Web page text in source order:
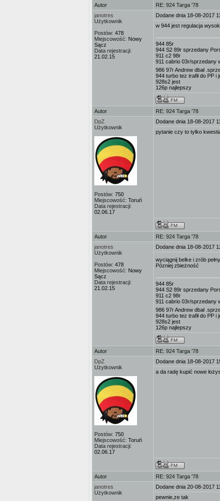
Autor
RE: 924 Targa '78
janotres
Użytkownik
Postów: 478
Miejscowość: Nowy
Sącz
Data rejestracji:
21.02.15
Dodane dnia 18-08-2017
w 944 jest regulacja
944 85r
944 S2 89r sprzedany
911 c2 98r
911 cabrio 03r/sprzedany
986 97r Andrew dbał
944 turbo tez trafił do PP i
928s2 jest
126p najlepszy
Autor
RE: 924 Targa '78
DpZ
Użytkownik
Postów: 750
Miejscowość: Toruń
Data rejestracji:
02.06.17
Dodane dnia 18-08-2017
pytanie czy to tylko
Autor
RE: 924 Targa '78
janotres
Użytkownik
Postów: 478
Miejscowość: Nowy
Sącz
Data rejestracji:
21.02.15
Dodane dnia 18-08-2017
wyciągnij belke i zrób
Pózniej zbieżność
944 85r
944 S2 89r sprzedany
911 c2 98r
911 cabrio 03r/sprzedany
986 97r Andrew dbał
944 turbo tez trafił do PP i
928s2 jest
126p najlepszy
Autor
RE: 924 Targa '78
DpZ
Użytkownik
Postów: 750
Miejscowość: Toruń
Data rejestracji:
02.06.17
Dodane dnia 18-08-2017
a da radę kupić nowe
Autor
RE: 924 Targa '78
janotres
Użytkownik
Dodane dnia 20-08-2017
pewnie,ze tak